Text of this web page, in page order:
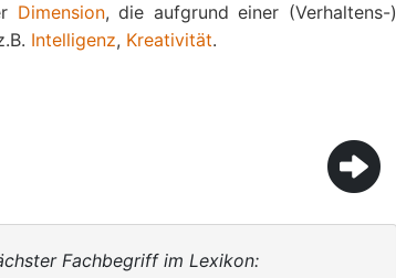
Dimension, die aufgrund einer (Verhaltens-)
Intelligenz, Kreativität.
Fachbegriff im Lexikon: